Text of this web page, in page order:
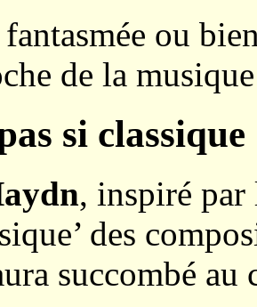
ou
de la
si classique
, inspiré par
des
succombé